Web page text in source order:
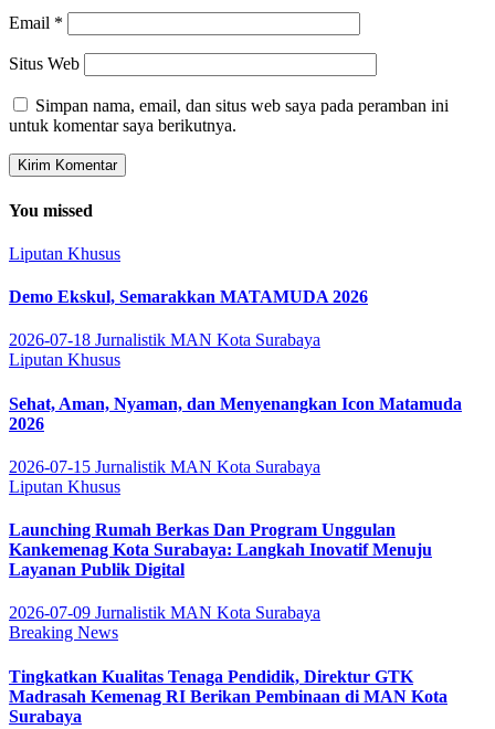
Email *
Situs Web
Simpan nama, email, dan situs web saya pada peramban ini
untuk komentar saya berikutnya.
You missed
Liputan Khusus
Demo Ekskul, Semarakkan MATAMUDA 2026
2026-07-18 Jurnalistik MAN Kota Surabaya
Liputan Khusus
Sehat, Aman, Nyaman, dan Menyenangkan Icon Matamuda
2026
2026-07-15 Jurnalistik MAN Kota Surabaya
Liputan Khusus
Launching Rumah Berkas Dan Program Unggulan
Kankemenag Kota Surabaya: Langkah Inovatif Menuju
Layanan Publik Digital
2026-07-09 Jurnalistik MAN Kota Surabaya
Breaking News
Tingkatkan Kualitas Tenaga Pendidik, Direktur GTK
Madrasah Kemenag RI Berikan Pembinaan di MAN Kota
Surabaya